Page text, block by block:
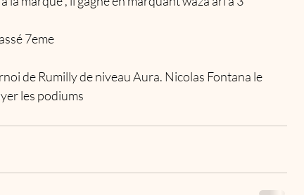
7eme
de Rumilly de niveau Aura. Nicolas Fontana le
les podiums